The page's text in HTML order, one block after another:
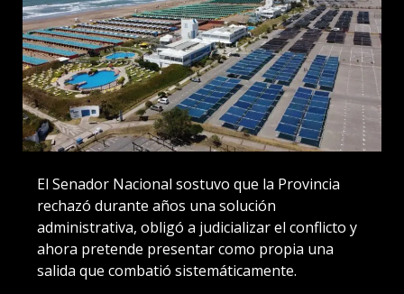
El Senador Nacional sostuvo que la Provincia
rechazó durante años una solución
administrativa, obligó a judicializar el conflicto y
ahora pretende presentar como propia una
salida que combatió sistemáticamente.